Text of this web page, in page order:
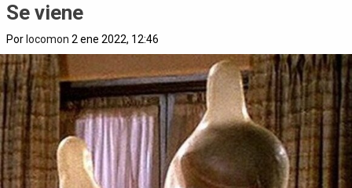
Se viene
Por locomon 2 ene 2022, 12:46